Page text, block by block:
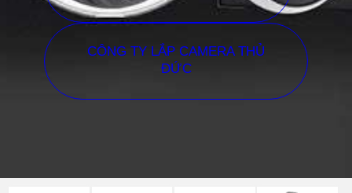
CÔNG TY LẮP CAMERA THỦ
ĐỨC